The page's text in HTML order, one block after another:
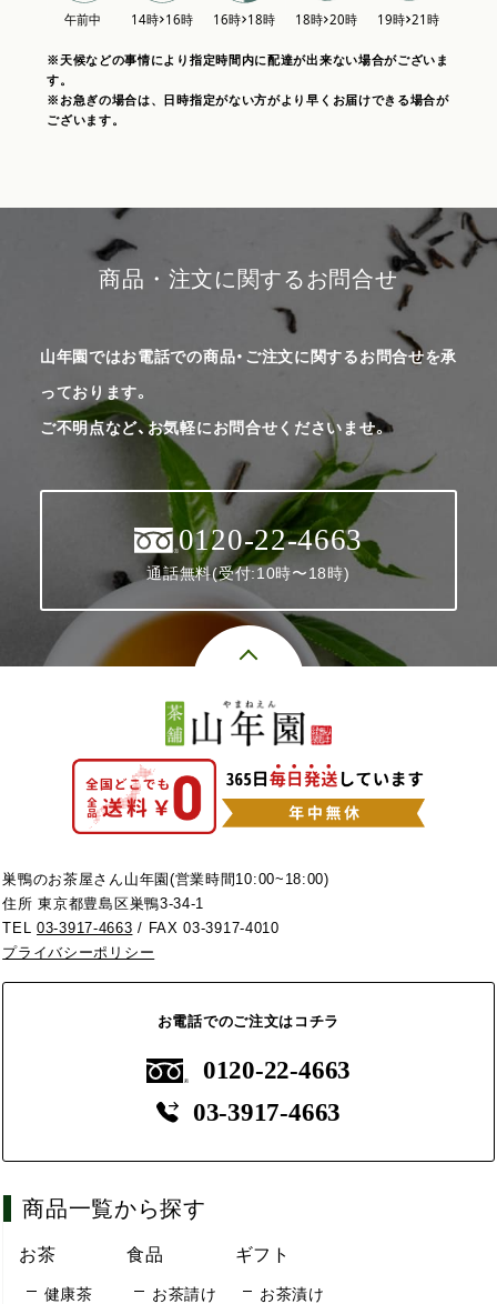
※天候などの事情により指定時間内に配達が出来ない場合がございま
す。
※お急ぎの場合は、日時指定がない方がより早くお届けできる場合が
ございます。
商品・注文に関するお問合せ
山年園ではお電話での商品・ご注文に関するお問合せを承
っております。
ご不明点など、お気軽にお問合せくださいませ。
0120-22-4663
通話無料(受付:10時〜18時)
巣鴨のお茶屋さん山年園(営業時間10:00~18:00)
住所 東京都豊島区巣鴨3-34-1
TEL03-3917-4663 / FAX 03-3917-4010
プライバシーポリシー
お電話でのご注文はコチラ
0120-22-4663
03-3917-4663
商品一覧から探す
お茶
健康茶
食品
お茶請け
ギフト
お茶漬け